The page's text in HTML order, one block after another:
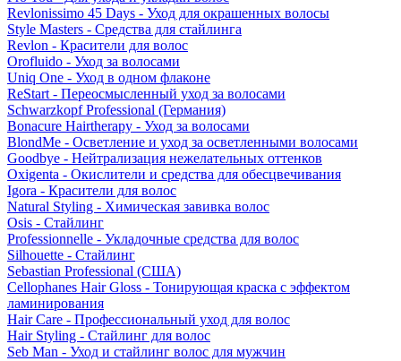
Revlonissimo 45 Days - Уход для окрашенных волосы
Style Masters - Средства для стайлинга
Revlon - Красители для волос
Orofluido - Уход за волосами
Uniq One - Уход в одном флаконе
ReStart - Переосмысленный уход за волосами
Schwarzkopf Professional (Германия)
Bonacure Hairtherapy - Уход за волосами
BlondMe - Осветление и уход за осветленными волосами
Goodbye - Нейтрализация нежелательных оттенков
Oxigenta - Окислители и средства для обесцвечивания
Igora - Красители для волос
Natural Styling - Химическая завивка волос
Osis - Стайлинг
Professionnelle - Укладочные средства для волос
Silhouette - Стайлинг
Sebastian Professional (США)
Cellophanes Hair Gloss - Тонирующая краска с эффектом
ламинирования
Hair Care - Профессиональный уход для волос
Hair Styling - Стайлинг для волос
Seb Man - Уход и стайлинг волос для мужчин